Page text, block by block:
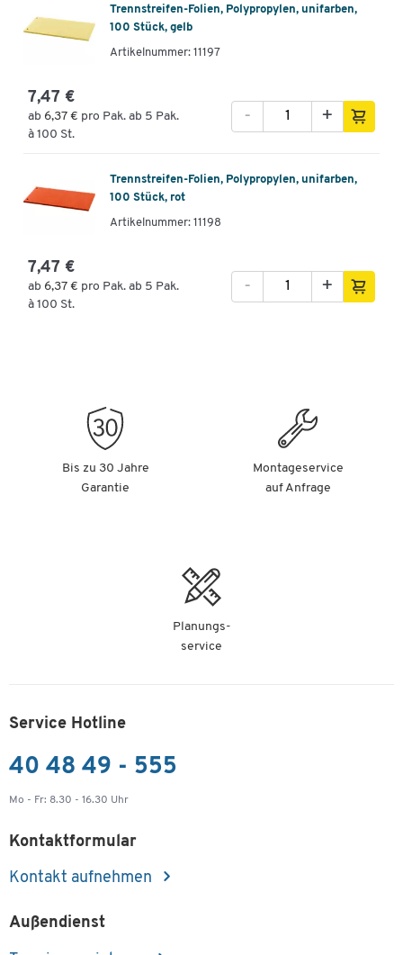
Trennstreifen-Folien, Polypropylen, unifarben,
100 Stück, gelb
Artikelnummer: 11197
7,47 €
ab 6,37 € pro Pak. ab 5 Pak.
à 100 St.
+
-
Trennstreifen-Folien, Polypropylen, unifarben,
100 Stück, rot
Artikelnummer: 11198
7,47 €
ab 6,37 € pro Pak. ab 5 Pak.
à 100 St.
+
-
Bis zu 30 Jahre
Garantie
Montageservice
auf Anfrage
Planungs-
service
Service Hotline
40 48 49 - 555
Mo - Fr: 8.30 - 16.30 Uhr
Kontaktformular
Kontakt aufnehmen
Außendienst